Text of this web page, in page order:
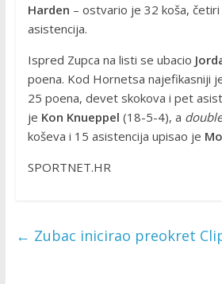
Harden – ostvario je 32 koša,
asistencija.
Ispred Zupca na listi se ubacio
poena. Kod Hornetsa najefikasniji
25 poena, devet skokova i pet
je Kon Knueppel (18-5-4), a
koševa i 15 asistencija upisao je
SPORTNET.HR
← Zubac inicirao preokret